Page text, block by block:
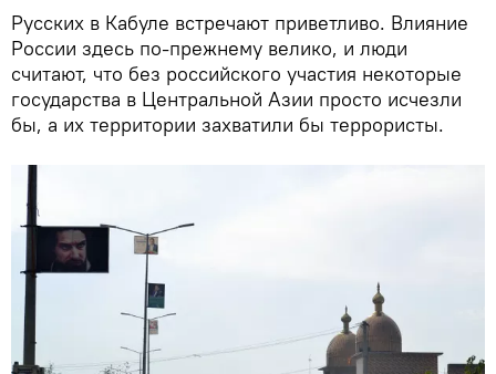
Русских в Кабуле встречают приветливо. Влияние
России здесь по-прежнему велико, и люди
считают, что без российского участия некоторые
государства в Центральной Азии просто исчезли
бы, а их территории захватили бы террористы.